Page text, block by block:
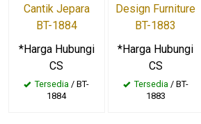
Cantik Jepara
BT-1884
*Harga Hubungi
CS
Tersedia / BT-
1884
Design Furniture
BT-1883
*Harga Hubungi
CS
Tersedia/ BT-
1883